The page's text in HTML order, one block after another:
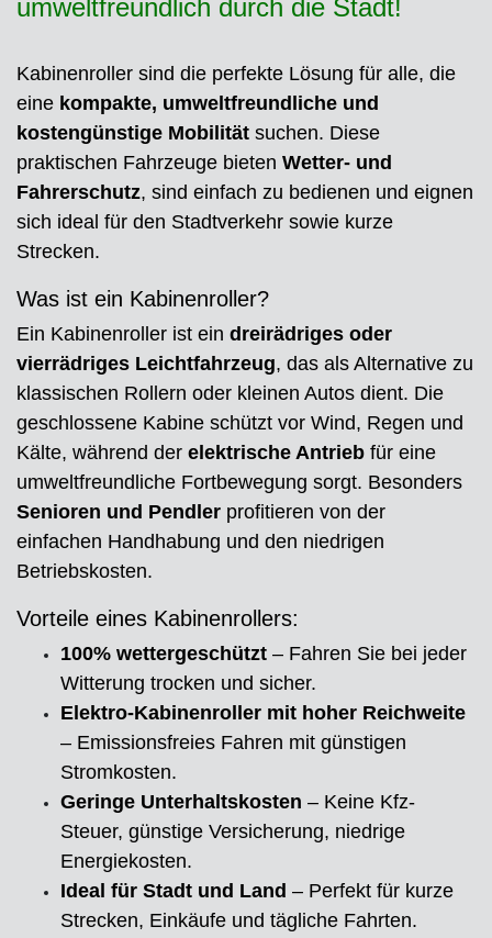
umweltfreundlich durch die Stadt!
Kabinenroller sind die perfekte Lösung für alle, die
eine kompakte, umweltfreundliche und
kostengünstige Mobilität suchen. Diese
praktischen Fahrzeuge bieten Wetter- und
Fahrerschutz, sind einfach zu bedienen und eignen
sich ideal für den Stadtverkehr sowie kurze
Strecken.
Was ist ein Kabinenroller?
Ein Kabinenroller ist ein dreirädriges oder
vierrädriges Leichtfahrzeug, das als Alternative zu
klassischen Rollern oder kleinen Autos dient. Die
geschlossene Kabine schützt vor Wind, Regen und
Kälte, während der elektrische Antrieb für eine
umweltfreundliche Fortbewegung sorgt. Besonders
Senioren und Pendler profitieren von der
einfachen Handhabung und den niedrigen
Betriebskosten.
Vorteile eines Kabinenrollers:
100% wettergeschützt – Fahren Sie bei jeder
Witterung trocken und sicher.
Elektro-Kabinenroller mit hoher Reichweite
– Emissionsfreies Fahren mit günstigen
Stromkosten.
Geringe Unterhaltskosten – Keine Kfz-
Steuer, günstige Versicherung, niedrige
Energiekosten.
Ideal für Stadt und Land – Perfekt für kurze
Strecken, Einkäufe und tägliche Fahrten.